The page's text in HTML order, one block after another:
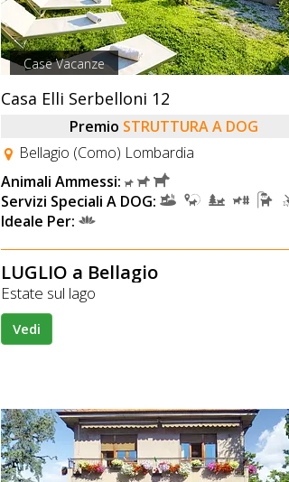
Case Vacanze
Casa Elli Serbelloni 12
Premio STRUTTURA A DOG
Bellagio (Como) Lombardia
Animali Ammessi:
Servizi Speciali A DOG:
Ideale Per:
LUGLIO a Bellagio
Estate sul lago
Vedi